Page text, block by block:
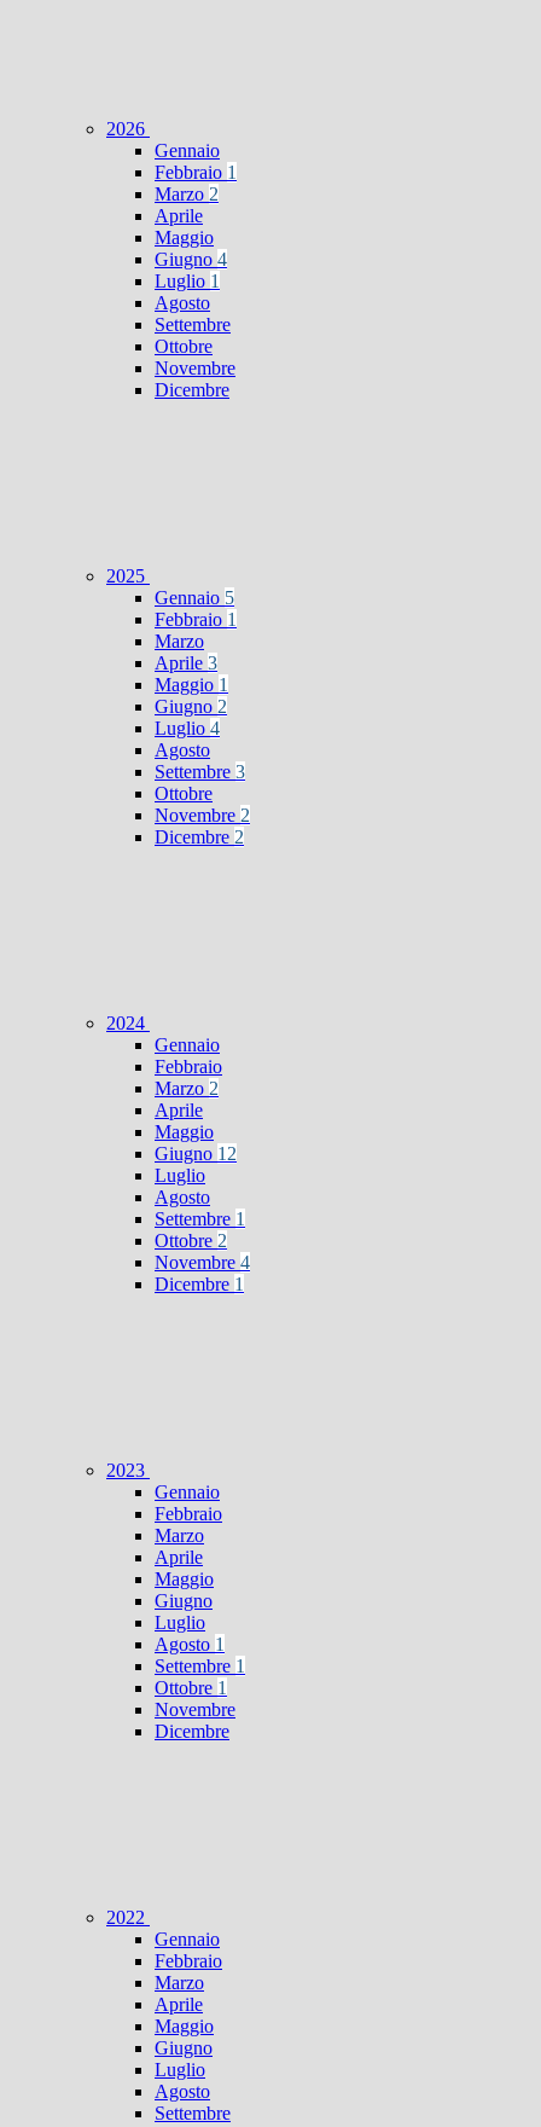
2026
Gennaio
Febbraio 1
Marzo 2
Aprile
Maggio
Giugno 4
Luglio 1
Agosto
Settembre
Ottobre
Novembre
Dicembre
2025
Gennaio 5
Febbraio 1
Marzo
Aprile 3
Maggio 1
Giugno 2
Luglio 4
Agosto
Settembre 3
Ottobre
Novembre 2
Dicembre 2
2024
Gennaio
Febbraio
Marzo 2
Aprile
Maggio
Giugno 12
Luglio
Agosto
Settembre 1
Ottobre 2
Novembre 4
Dicembre 1
2023
Gennaio
Febbraio
Marzo
Aprile
Maggio
Giugno
Luglio
Agosto 1
Settembre 1
Ottobre 1
Novembre
Dicembre
2022
Gennaio
Febbraio
Marzo
Aprile
Maggio
Giugno
Luglio
Agosto
Settembre